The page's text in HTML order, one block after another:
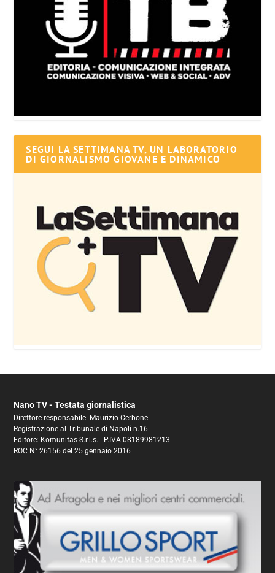
SEGUI LA SETTIMANA TV, UN LABORATORIO
DI GIORNALISMO GIOVANE E DINAMICO
Nano TV - Testata giornalistica
Direttore responsabile: Maurizio Cerbone
Registrazione al Tribunale di Napoli n.16
Editore: Komunitas S.r.l.s. - P.IVA 08189981213
ROC N° 26156 del 25 gennaio 2016